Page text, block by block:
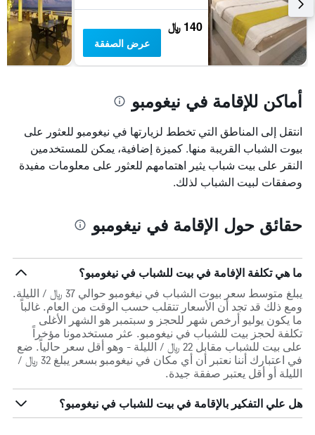
140 ﷼
عرض الصفقة
أماكن للإقامة في نيغومبو
انتقل إلى المناطق التي تخطط لزيارتها في نيغومبو للعثور على
بيوت الشباب القريبة منها. كميزة إضافية، يمكن للمستخدمين
النقر على بيت شباب يثير اهتمامهم للعثور على معلومات مفيدة
وصفقات لبيت الشباب لذلك.
حقائق حول الإقامة في نيغومبو
ما هي تكلفة الإفامة في بيت للشباب في نيغومبو؟
يبلغ متوسط سعر بيوت الشباب في نيغومبو حوالي 37 ﷼ / الليلة.
ومع ذلك قد تجد أن الأسعار تتقلب حسب الوقت من العام. غالباً
ما يكون يوليو أرخص شهر للحجز و سبتمبر هو الشهر الأغلى
تكلفة لحجز بيت للشباب في نيغومبو. عثر مستخدمونا مؤخراً
على بيت للشباب مقابل 22 ﷼ / الليلة - وهو أقل سعر حالياً. ضع
في اعتبارك أننا نعتبر أن أي مكان في نيغومبو بسعر يبلغ 32 ﷼ /
الليلة أو أقل يعتبر صفقة جيدة.
هل علي التفكير بالإقامة في بيت للشباب في نيغومبو؟